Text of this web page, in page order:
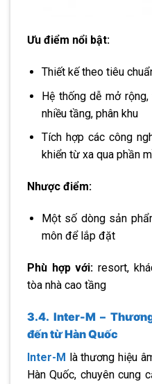
Ưu điểm nổi bật:
Thiết kế theo tiêu
Hệ thống dễ mở
nhiều tầng, phân khu
Tích hợp các công
khiển từ xa qua phần
Nhược điểm:
Một số dòng sản
môn để lắp đặt
Phù hợp với: resort,
tòa nhà cao tầng
3.4. Inter-M –
đến từ Hàn Quốc
Inter-M là thương hiệu
Hàn Quốc, chuyên cung